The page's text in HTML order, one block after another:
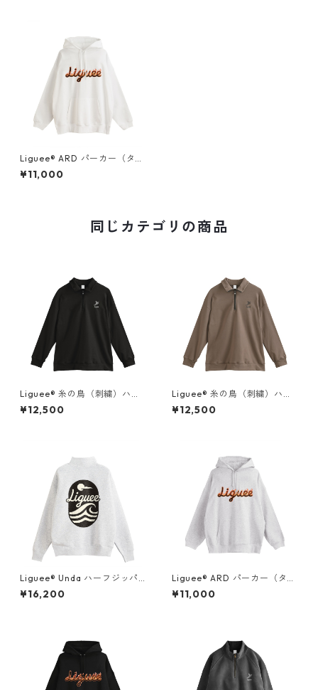
Liguee®️ ARD パーカー（タイ
プロゴプリント）ホワイト
¥11,000
同じカテゴリの商品
Liguee®️ 糸の鳥（刺繍）ハー
フジップスウェット
¥12,500
Liguee®️ 糸の鳥（刺繍）ハー
フジップスウェット
¥12,500
Liguee®️ Unda ハーフジッパ
ースウェット（花ロゴ刺繍&バ
ックプリント）
¥16,200
Liguee®️ ARD パーカー（タイ
プロゴプリント）グレー
¥11,000